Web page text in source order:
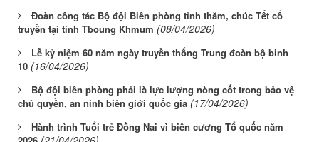
Đoàn công tác Bộ đội Biên phòng tỉnh thăm, chúc Tết cổ
truyền tại tỉnh Tboung Khmum (08/04/2026)
Lễ kỷ niệm 60 năm ngày truyền thống Trung đoàn bộ binh
10 (16/04/2026)
Bộ đội biên phòng phải là lực lượng nòng cốt trong bảo vệ
chủ quyền, an ninh biên giới quốc gia (17/04/2026)
Hành trình Tuổi trẻ Đồng Nai vì biên cương Tổ quốc năm